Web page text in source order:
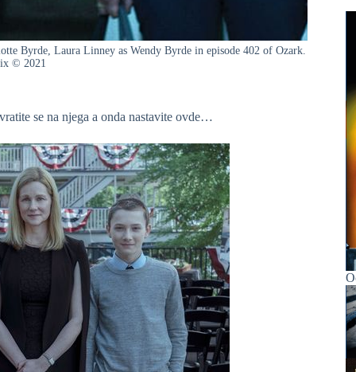
Byrde, Laura Linney as Wendy Byrde in episode 402 of Ozark.
© 2021
se na njega a onda nastavite ovde…